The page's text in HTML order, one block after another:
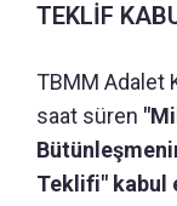
TEKLİF
TBMM Adalet
saat süren
Teklifi" kabul